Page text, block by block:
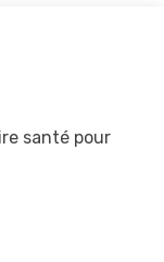
santé pour